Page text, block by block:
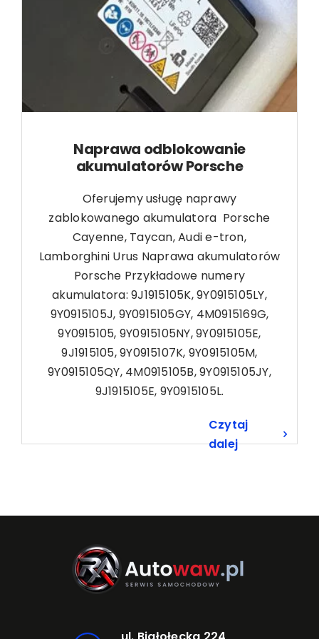
Naprawa odblokowanie
akumulatorów Porsche
Oferujemy usługę naprawy
zablokowanego akumulatora Porsche
Cayenne, Taycan, Audi e-tron,
Lamborghini Urus Naprawa akumulatorów
Porsche Przykładowe numery
akumulatora: 9J1915105K, 9Y0915105LY,
9Y0915105J, 9Y0915105GY, 4M0915169G,
9Y0915105, 9Y0915105NY, 9Y0915105E,
9J1915105, 9Y0915107K, 9Y0915105M,
9Y0915105QY, 4M0915105B, 9Y0915105JY,
9J1915105E, 9Y0915105L.
Czytaj
dalej